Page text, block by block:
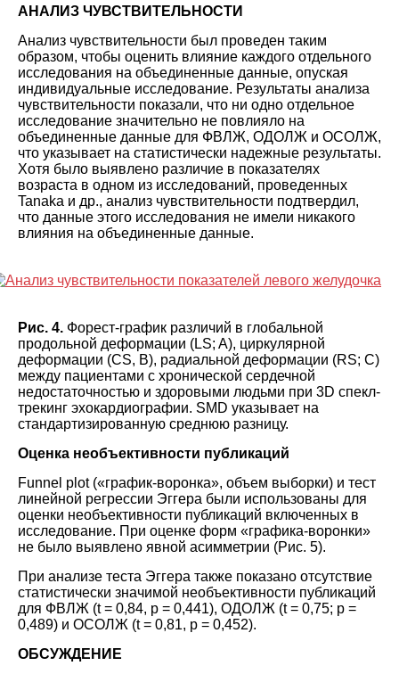
АНАЛИЗ ЧУВСТВИТЕЛЬНОСТИ
Анализ чувствительности был проведен таким
образом, чтобы оценить влияние каждого отдельного
исследования на объединенные данные, опуская
индивидуальные исследование. Результаты анализа
чувствительности показали, что ни одно отдельное
исследование значительно не повлияло на
объединенные данные для ФВЛЖ, ОДОЛЖ и ОСОЛЖ,
что указывает на статистически надежные результаты.
Хотя было выявлено различие в показателях
возраста в одном из исследований, проведенных
Tanaka и др., анализ чувствительности подтвердил,
что данные этого исследования не имели никакого
влияния на объединенные данные.
Рис. 4. Форест-график различий в глобальной
продольной деформации (LS; A), циркулярной
деформации (CS, В), радиальной деформации (RS; C)
между пациентами с хронической сердечной
недостаточностью и здоровыми людьми при 3D спекл-
трекинг эхокардиографии. SMD указывает на
стандартизированную среднюю разницу.
Оценка необъективности публикаций
Funnel plot («график-воронка», объем выборки) и тест
линейной регрессии Эггера были использованы для
оценки необъективности публикаций включенных в
исследование. При оценке форм «графика-воронки»
не было выявлено явной асимметрии (Рис. 5).
При анализе теста Эггера также показано отсутствие
статистически значимой необъективности публикаций
для ФВЛЖ (t = 0,84, р = 0,441), ОДОЛЖ (t = 0,75; р =
0,489) и ОСОЛЖ (t = 0,81, р = 0,452).
ОБСУЖДЕНИЕ